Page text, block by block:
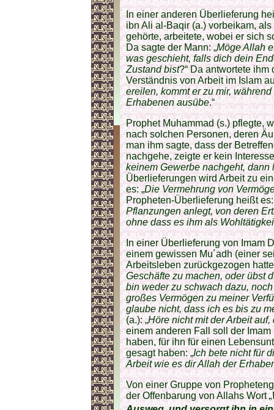
In einer anderen Überlieferung
ibn Ali al-Baqir (a.) vorbeikam,
gehörte, arbeitete, wobei er sich
Da sagte der Mann: „Möge Allah
was geschieht, falls dich dein
Zustand bist?“ Da antwortete ihm
Verständnis von Arbeit im Islam
ereilen, kommt er zu mir,
Erhabenen ausübe.“
Prophet Muhammad (s.) pflegte,
nach solchen Personen, deren
man ihm sagte, dass der
nachgehe, zeigte er kein
keinem Gewerbe nachgeht, dann
Überlieferungen wird Arbeit zu
es: „Die Vermehrung von
Propheten-Überlieferung heißt es:
Pflanzungen anlegt, von deren
ohne dass es ihm als
In einer Überlieferung von Imam
einem gewissen Mu´adh (einer
Arbeitsleben zurückgezogen
Geschäfte zu machen, oder übst
bin weder zu schwach dazu,
großes Vermögen zu meiner
glaube nicht, dass ich es bis zu
(a.): „Höre nicht mit der Arbeit
einem anderen Fall soll der
haben, für ihn für einen
gesagt haben: „Ich bete nicht für
Arbeit wie es dir Allah der
Von einer Gruppe von
der Offenbarung von Allahs Wort„